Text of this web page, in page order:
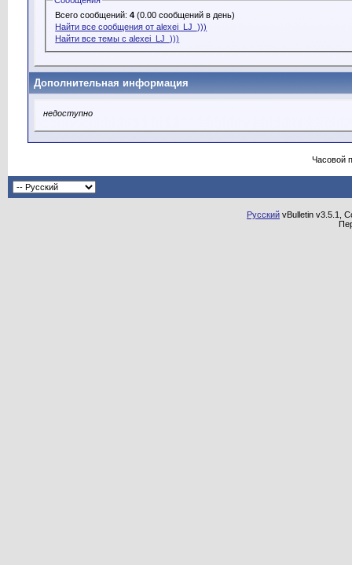
Всего сообщений:4 (0.00 сообщений в день)
Найти все сообщения от alexei_LJ_)))
Найти все темы с alexei_LJ_)))
Дополнительная информация
недоступно
Часовой
Русский vBulletin v3.5.1,